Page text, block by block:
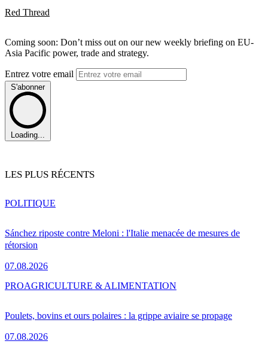
Red Thread
Coming soon: Don’t miss out on our new weekly briefing on EU-
Asia Pacific power, trade and strategy.
Entrez votre email
S'abonner
Loading...
LES PLUS RÉCENTS
Sánchez riposte contre Meloni : l'Italie menacée de mesures de
rétorsion
07.08.2026
POLITIQUE
Poulets, bovins et ours polaires : la grippe aviaire se propage
07.08.2026
PROAGRICULTURE & ALIMENTATION